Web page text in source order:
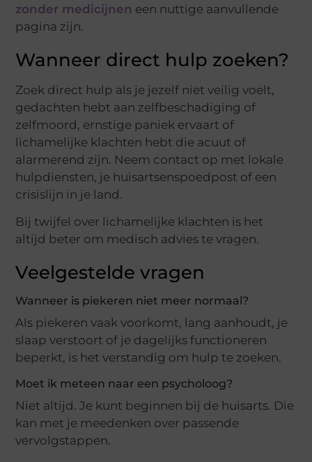
zonder medicijnen een nuttige aanvullende
pagina zijn.
Wanneer direct hulp zoeken?
Zoek direct hulp als je jezelf niet veilig voelt,
gedachten hebt aan zelfbeschadiging of
zelfmoord, ernstige paniek ervaart of
lichamelijke klachten hebt die acuut of
alarmerend zijn. Neem contact op met lokale
hulpdiensten, je huisartsenspoedpost of een
crisislijn in je land.
Bij twijfel over lichamelijke klachten is het
altijd beter om medisch advies te vragen.
Veelgestelde vragen
Wanneer is piekeren niet meer normaal?
Als piekeren vaak voorkomt, lang aanhoudt, je
slaap verstoort of je dagelijks functioneren
beperkt, is het verstandig om hulp te zoeken.
Moet ik meteen naar een psycholoog?
Niet altijd. Je kunt beginnen bij de huisarts. Die
kan met je meedenken over passende
vervolgstappen.